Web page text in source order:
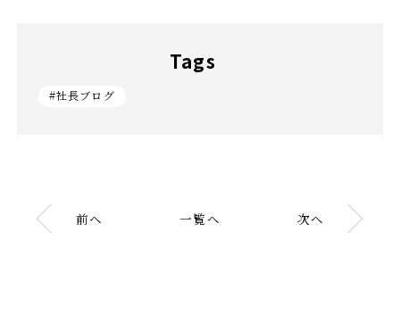
Tags
#社長ブログ
前へ 一覧へ 次へ